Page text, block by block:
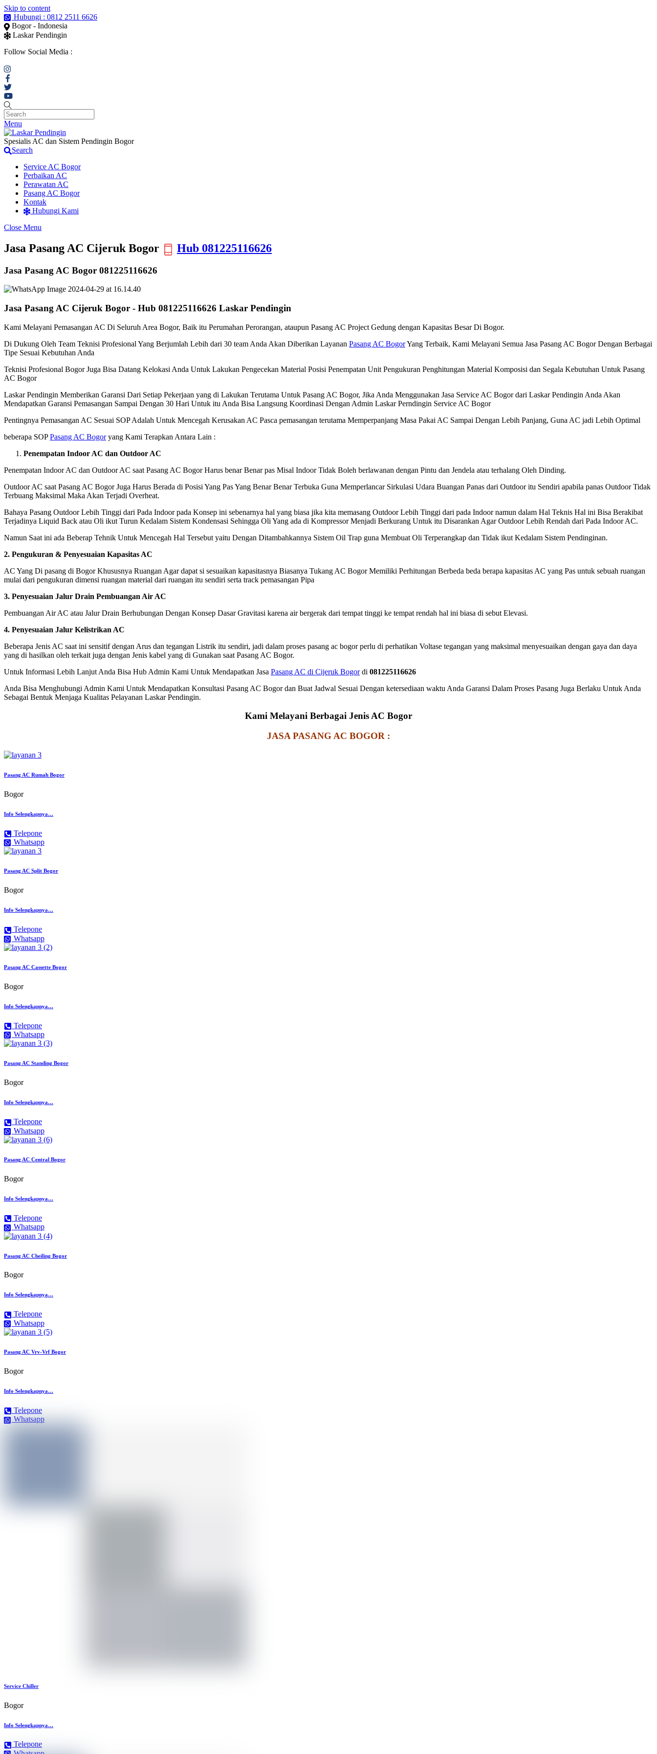
Skip to content
Hubungi : 0812 2511 6626
Bogor - Indonesia
Laskar Pendingin
Follow Social Media :
Menu
Spesialis AC dan Sistem Pendingin Bogor
Search
Service AC Bogor
Perbaikan AC
Perawatan AC
Pasang AC Bogor
Kontak
Hubungi Kami
Close Menu
Jasa Pasang AC Cijeruk Bogor Hub 081225116626
Jasa Pasang AC Bogor 081225116626
Jasa Pasang AC Cijeruk Bogor - Hub 081225116626 Laskar Pendingin
Kami Melayani Pemasangan AC Di Seluruh Area Bogor, Baik itu Perumahan Perorangan, ataupun Pasang AC Project Gedung dengan Kapasitas Besar Di Bogor.
Di Dukung Oleh Team Teknisi Profesional Yang Berjumlah Lebih dari 30 team Anda Akan Diberikan Layanan Pasang AC BogorYang Terbaik, Kami Melayani Semua Jasa Pasang AC Bogor Dengan Berbagai
Tipe Sesuai Kebutuhan Anda
Teknisi Profesional Bogor Juga Bisa Datang Kelokasi Anda Untuk Lakukan Pengecekan Material Posisi Penempatan Unit Pengukuran Penghitungan Material Komposisi dan Segala Kebutuhan Untuk Pasang
AC Bogor
Laskar Pendingin Memberikan Garansi Dari Setiap Pekerjaan yang di Lakukan Terutama Untuk Pasang AC Bogor, Jika Anda Menggunakan Jasa Service AC Bogor dari Laskar Pendingin Anda Akan
Mendapatkan Garansi Pemasangan Sampai Dengan 30 Hari Untuk itu Anda Bisa Langsung Koordinasi Dengan Admin Laskar Perndingin Service AC Bogor
Pentingnya Pemasangan AC Sesuai SOP Adalah Untuk Mencegah Kerusakan AC Pasca pemasangan terutama Memperpanjang Masa Pakai AC Sampai Dengan Lebih Panjang, Guna AC jadi Lebih Optimal
beberapa SOPPasang AC Bogoryang Kami Terapkan Antara Lain :
Penempatan Indoor AC dan Outdoor AC
Penempatan Indoor AC dan Outdoor AC saat Pasang AC Bogor Harus benar Benar pas Misal Indoor Tidak Boleh berlawanan dengan Pintu dan Jendela atau terhalang Oleh Dinding.
Outdoor AC saat Pasang AC Bogor Juga Harus Berada di Posisi Yang Pas Yang Benar Benar Terbuka Guna Memperlancar Sirkulasi Udara Buangan Panas dari Outdoor itu Sendiri apabila panas Outdoor Tidak
Terbuang Maksimal Maka Akan Terjadi Overheat.
Bahaya Pasang Outdoor Lebih Tinggi dari Pada Indoor pada Konsep ini sebenarnya hal yang biasa jika kita memasang Outdoor Lebih Tinggi dari pada Indoor namun dalam Hal Teknis Hal ini Bisa Berakibat
Terjadinya Liquid Back atau Oli ikut Turun Kedalam Sistem Kondensasi Sehingga Oli Yang ada di Kompressor Menjadi Berkurang Untuk itu Disarankan Agar Outdoor Lebih Rendah dari Pada Indoor AC.
Namun Saat ini ada Beberap Tehnik Untuk Mencegah Hal Tersebut yaitu Dengan Ditambahkannya Sistem Oil Trap guna Membuat Oli Terperangkap dan Tidak ikut Kedalam Sistem Pendinginan.
2. Pengukuran & Penyesuaian Kapasitas AC
AC Yang Di pasang di Bogor Khususnya Ruangan Agar dapat si sesuaikan kapasitasnya Biasanya Tukang AC Bogor Memiliki Perhitungan Berbeda beda berapa kapasitas AC yang Pas untuk sebuah ruangan
mulai dari pengukuran dimensi ruangan material dari ruangan itu sendiri serta track pemasangan Pipa
3. Penyesuaian Jalur Drain Pembuangan Air AC
Pembuangan Air AC atau Jalur Drain Berhubungan Dengan Konsep Dasar Gravitasi karena air bergerak dari tempat tinggi ke tempat rendah hal ini biasa di sebut Elevasi.
4. Penyesuaian Jalur Kelistrikan AC
Beberapa Jenis AC saat ini sensitif dengan Arus dan tegangan Listrik itu sendiri, jadi dalam proses pasang ac bogor perlu di perhatikan Voltase tegangan yang maksimal menyesuaikan dengan gaya dan daya
yang di hasilkan oleh terkait juga dengan Jenis kabel yang di Gunakan saat Pasang AC Bogor.
Untuk Informasi Lebih Lanjut Anda Bisa Hub Admin Kami Untuk Mendapatkan Jasa Pasang AC di Cijeruk Bogordi 081225116626
Anda Bisa Menghubungi Admin Kami Untuk Mendapatkan Konsultasi Pasang AC Bogor dan Buat Jadwal Sesuai Dengan ketersediaan waktu Anda Garansi Dalam Proses Pasang Juga Berlaku Untuk Anda
Sebagai Bentuk Menjaga Kualitas Pelayanan Laskar Pendingin.
Kami Melayani Berbagai Jenis AC Bogor
JASA PASANG AC BOGOR :
Pasang AC Rumah Bogor
Bogor
Info Selengkapnya…
Telepone
Whatsapp
Pasang AC Split Bogor
Bogor
Info Selengkapnya…
Telepone
Whatsapp
Pasang AC Cassette Bogor
Bogor
Info Selengkapnya…
Telepone
Whatsapp
Pasang AC Standing Bogor
Bogor
Info Selengkapnya…
Telepone
Whatsapp
Pasang AC Central Bogor
Bogor
Info Selengkapnya…
Telepone
Whatsapp
Pasang AC Cheiling Bogor
Bogor
Info Selengkapnya…
Telepone
Whatsapp
Pasang AC Vrv-Vrf Bogor
Bogor
Info Selengkapnya…
Telepone
Whatsapp
Service Chiller
Bogor
Info Selengkapnya…
Telepone